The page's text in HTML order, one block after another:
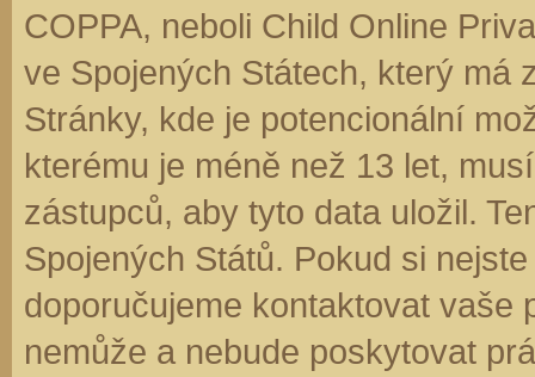
COPPA, neboli Child Online
ve Spojených Státech, který má
Stránky, kde je potencionální
kterému je méně než 13 let,
zástupců, aby tyto data uložil.
Spojených Států. Pokud si
doporučujeme kontaktovat vaše
nemůže a nebude poskytovat